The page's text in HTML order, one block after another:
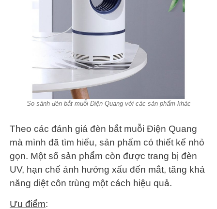
So sánh đèn bắt muỗi Điện Quang với các sản phẩm khác
Theo các đánh giá đèn bắt muỗi Điện Quang
mà mình đã tìm hiểu, sản phẩm có thiết kế nhỏ
gọn. Một số sản phẩm còn được trang bị đèn
UV, hạn chế ảnh hưởng xấu đến mắt, tăng khả
năng diệt côn trùng một cách hiệu quả.
Ưu điểm: